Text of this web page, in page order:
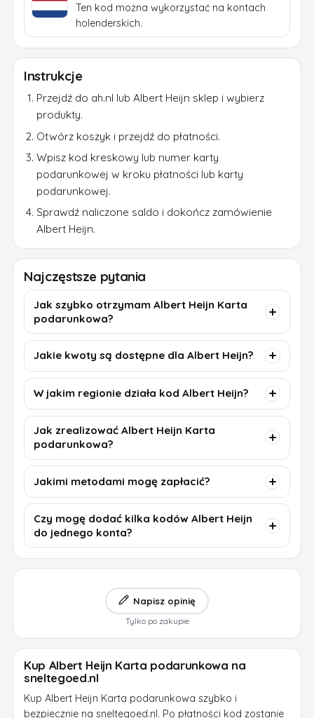
Ten kod można wykorzystać na kontach
holenderskich.
Instrukcje
Przejdź do ah.nl lub Albert Heijn sklep i wybierz
produkty.
Otwórz koszyk i przejdź do płatności.
Wpisz kod kreskowy lub numer karty
podarunkowej w kroku płatności lub karty
podarunkowej.
Sprawdź naliczone saldo i dokończ zamówienie
Albert Heijn.
Najczęstsze pytania
Jak szybko otrzymam Albert Heijn Karta
podarunkowa?
Jakie kwoty są dostępne dla Albert Heijn?
W jakim regionie działa kod Albert Heijn?
Jak zrealizować Albert Heijn Karta
podarunkowa?
Jakimi metodami mogę zapłacić?
Czy mogę dodać kilka kodów Albert Heijn
do jednego konta?
Napisz opinię
Tylko po zakupie
Kup Albert Heijn Karta podarunkowa na
sneltegoed.nl
Kup Albert Heijn Karta podarunkowa szybko i
bezpiecznie na sneltegoed.nl. Po płatności kod zostanie